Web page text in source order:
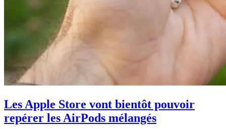
Les Apple Store vont bientôt pouvoir
repérer les AirPods mélangés